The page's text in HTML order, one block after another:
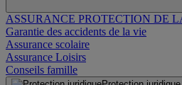
ASSURANCE PROTECTION DE
Garantie des accidents de la vie
Assurance scolaire
Assurance Loisirs
Conseils famille